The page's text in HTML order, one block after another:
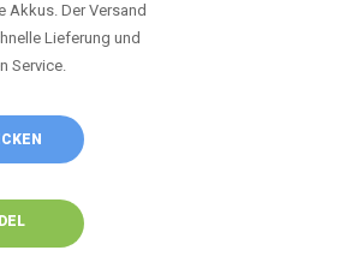
Der Versand
Lieferung und
Service.